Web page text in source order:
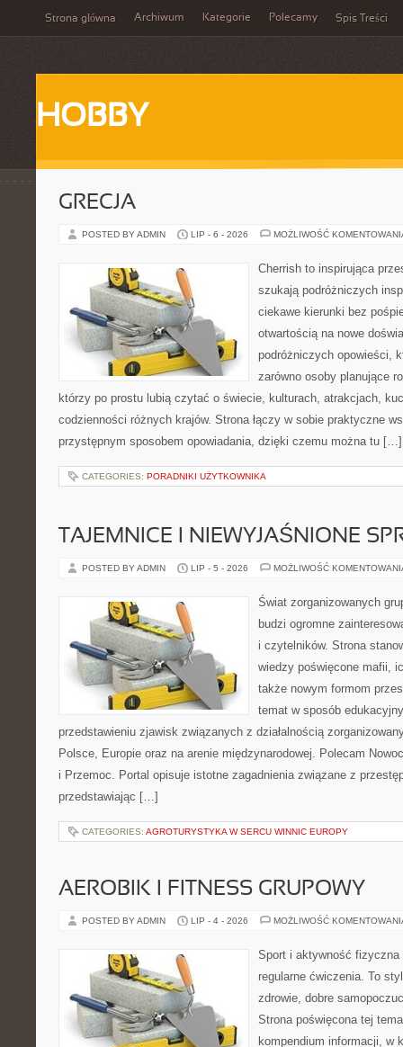
Strona główna Archiwum Kategorie Polecamy Spis Treści
HOBBY
GRECJA
POSTED BY ADMIN LIP - 6 - 2026 MOŻLIWOŚĆ
Cherrish to inspirująca
szukają podróżniczych
ciekawe kierunki bez
otwartością na nowe
podróżniczych opowieści,
zarówno osoby planujące
którzy po prostu lubią czytać o świecie, kulturach, atrakcjach,
codzienności różnych krajów. Strona łączy w sobie praktyczne
przystępnym sposobem opowiadania, dzięki czemu można tu […]
CATEGORIES: PORADNIKI UŻYTKOWNIKA
TAJEMNICE I NIEWYJAŚNIONE
POSTED BY ADMIN LIP - 5 - 2026 MOŻLIWOŚĆ
Świat zorganizowanych
budzi ogromne
i czytelników. Strona
wiedzy poświęcone mafii,
także nowym formom
temat w sposób
przedstawieniu zjawisk związanych z działalnością
Polsce, Europie oraz na arenie międzynarodowej. Polecam
i Przemoc. Portal opisuje istotne zagadnienia związane z
przedstawiając […]
CATEGORIES: AGROTURYSTYKA W SERCU WINNIC EUROPY
AEROBIK I FITNESS GRUPOWY
POSTED BY ADMIN LIP - 4 - 2026 MOŻLIWOŚĆ
Sport i aktywność
regularne ćwiczenia. To
zdrowie, dobre
Strona poświęcona tej
kompendium informacji, w